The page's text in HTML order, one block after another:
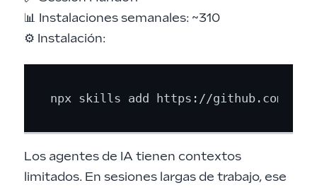
📊 Instalaciones semanales: ~310
⚙️ Instalación:
Los agentes de IA tienen contextos
limitados. En sesiones largas de trabajo, ese